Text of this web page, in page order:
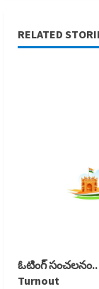
RELATED
ఓటింగ్ సంచలనం..
Turnout